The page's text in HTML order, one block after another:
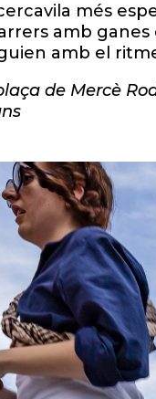
més
amb
amb el
de Mercè